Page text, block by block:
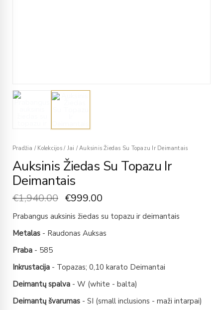
Pradžia / Kolekcijos / Jai /Auksinis Žiedas Su Topazu Ir Deimantais
Auksinis Žiedas Su Topazu Ir
Deimantais
€1,940.00 €999.00
Prabangus auksinis žiedas su topazu ir deimantais
Metalas - Raudonas Auksas
Praba - 585
Inkrustacija - Topazas; 0,10 karato Deimantai
Deimantų spalva - W (white - balta)
Deimantų švarumas - SI (small inclusions - maži intarpai)